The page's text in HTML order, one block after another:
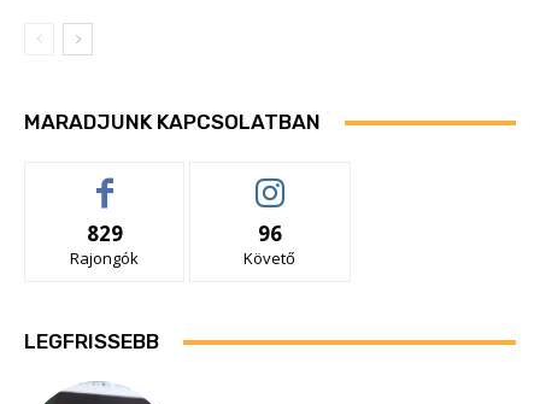
MARADJUNK KAPCSOLATBAN
829
Rajongók
96
Követő
LEGFRISSEBB